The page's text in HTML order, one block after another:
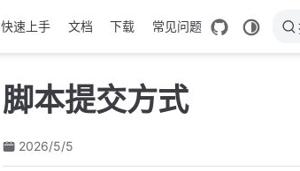
快速上手 文档 下载 常见问题
脚本提交方式
2026/5/5